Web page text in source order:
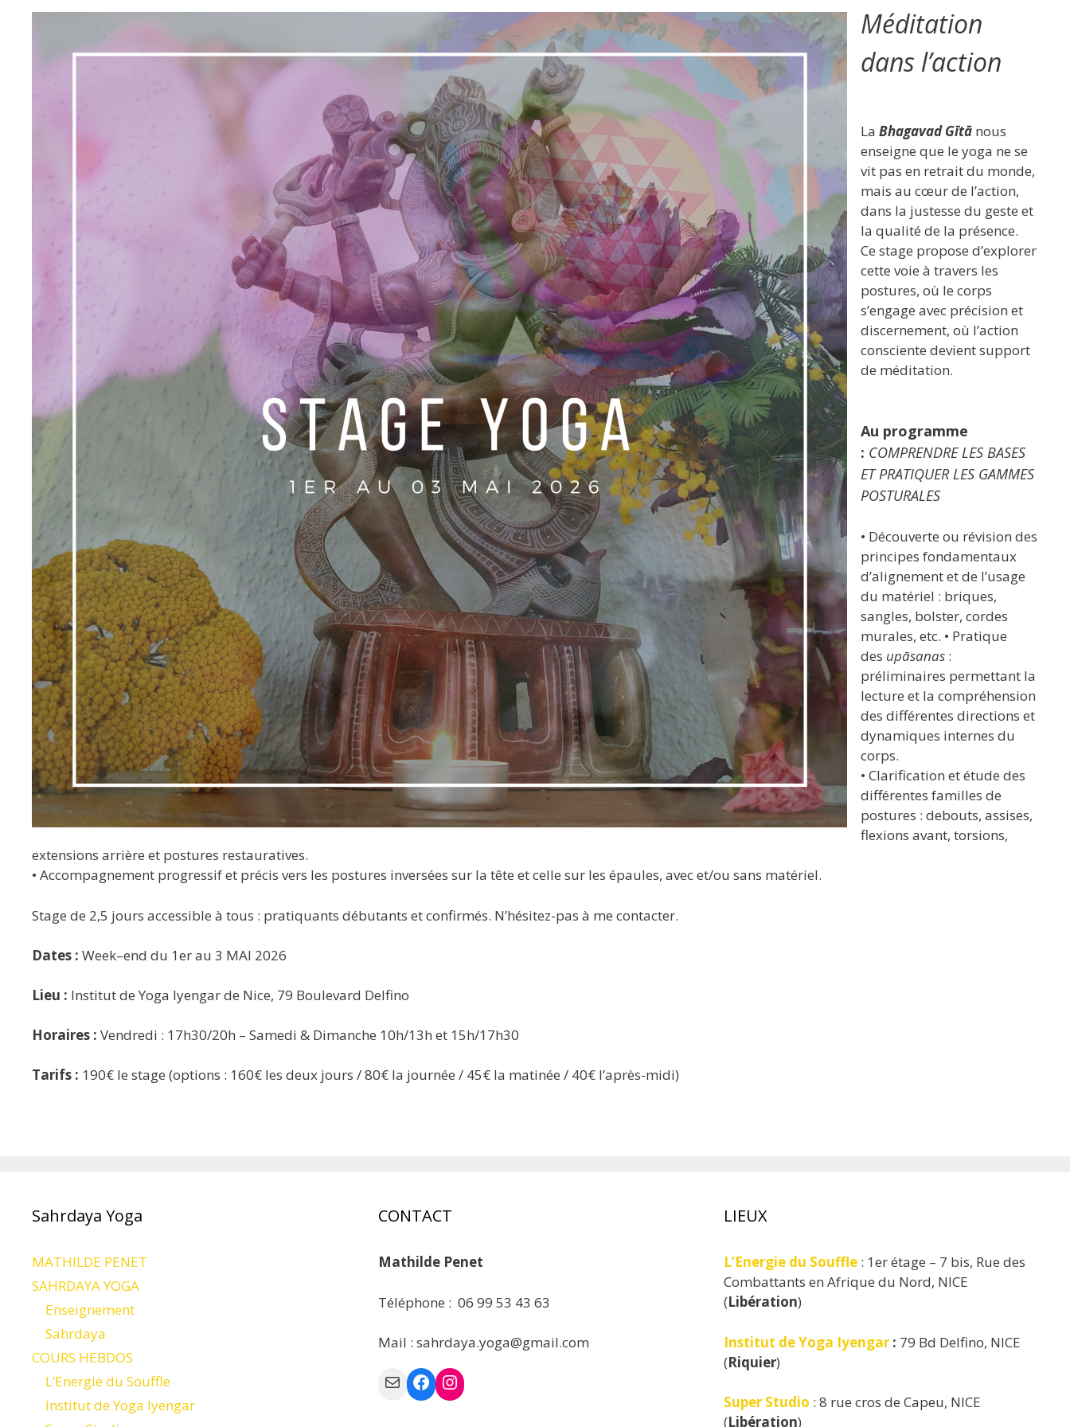
Méditation
dans l’action
La Bhagavad Gītā nous
enseigne que le yoga ne se
vit pas en retrait du monde,
mais au cœur de l’action,
dans la justesse du geste et
la qualité de la présence.
Ce stage propose d’explorer
cette voie à travers les
postures, où le corps
s’engage avec précision et
discernement, où l’action
consciente devient support
de méditation.
Au programme
: COMPRENDRE LES BASES
ET PRATIQUER LES GAMMES
POSTURALES
• Découverte ou révision des
principes fondamentaux
d’alignement et de l’usage
du matériel : briques,
sangles, bolster, cordes
murales, etc. • Pratique
des upāsanas :
préliminaires permettant la
lecture et la compréhension
des différentes directions et
dynamiques internes du
corps.
• Clarification et étude des
différentes familles de
postures : debouts, assises,
flexions avant, torsions,
extensions arrière et postures restauratives.
• Accompagnement progressif et précis vers les postures inversées sur la tête et celle sur les épaules, avec et/ou sans matériel.
Stage de 2,5 jours accessible à tous : pratiquants débutants et confirmés. N’hésitez-pas à me contacter.
Dates : Week–end du 1er au 3 MAI 2026
Lieu : Institutde Yoga Iyengar de Nice, 79 Boulevard Delfino
Horaires : Vendredi : 17h30/20h – Samedi & Dimanche 10h/13h et 15h/17h30
Tarifs : 190€ le stage (options : 160€ les deux jours / 80€ la journée / 45€ la matinée / 40€ l’après-midi)
Sahrdaya Yoga
MATHILDE PENET
SAHRDAYA YOGA
Enseignement
Sahrdaya
COURS HEBDOS
L’Energie du Souffle
Institut de Yoga Iyengar
CONTACT
Mathilde Penet
Téléphone : 06 99 53 43 63
Mail : sahrdaya.yoga@gmail.com
MailFacebook
Instagram
LIEUX
L’Energie du Souffle : 1er étage – 7 bis, Rue des
Combattants en Afrique du Nord, NICE
(Libération)
Institut de Yoga Iyengar : 79 Bd Delfino, NICE
(Riquier)
Super Studio : 8 rue cros de Capeu, NICE
(Libération)